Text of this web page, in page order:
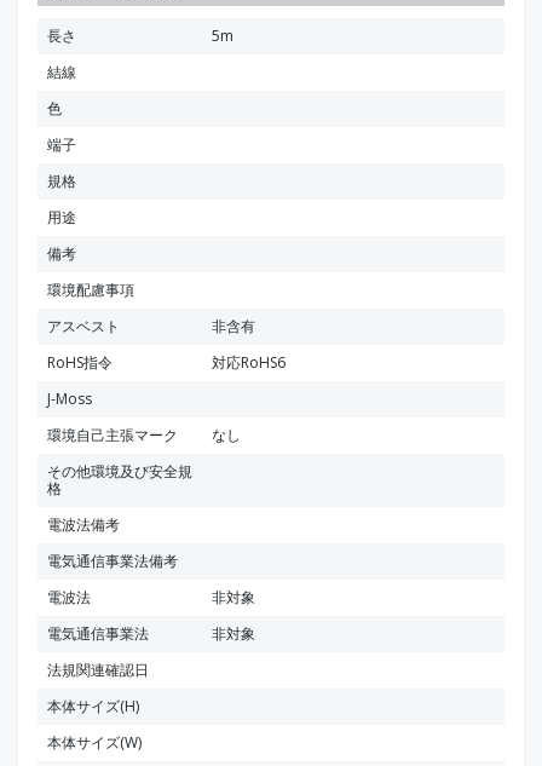
長さ
5m
結線
色
端子
規格
用途
備考
環境配慮事項
アスベスト
非含有
RoHS指令
対応RoHS6
J-Moss
環境自己主張マーク
なし
その他環境及び安全規
格
電波法備考
電気通信事業法備考
電波法
非対象
電気通信事業法
非対象
法規関連確認日
本体サイズ(H)
本体サイズ(W)